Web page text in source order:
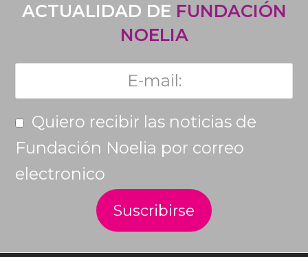
ACTUALIDAD DE FUNDACIÓN
NOELIA
Quiero recibir las noticias de
Fundación Noelia por correo
electronico